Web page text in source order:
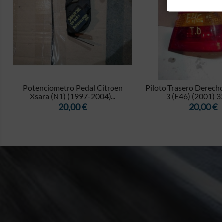
Potenciometro Pedal Citroen
Xsara (N1) (1997-2004)...
Precio
20,00 €

Piloto Trasero
3 (E46) (2001)
Precio
20,00 €
